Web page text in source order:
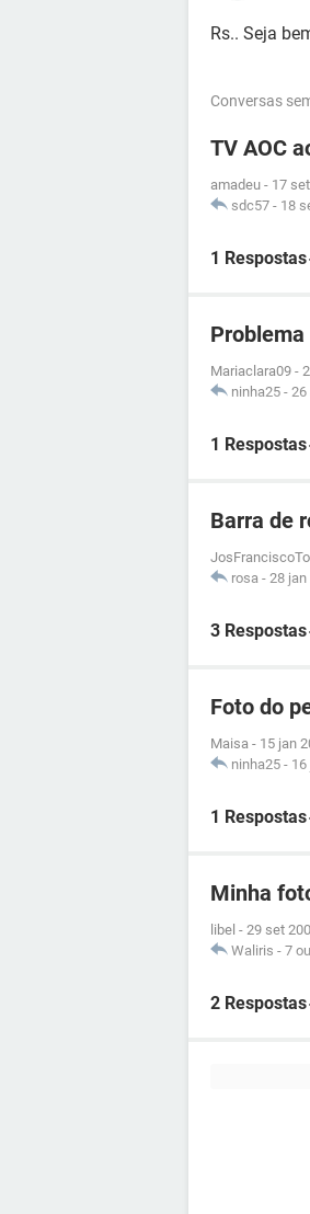
Rs.. Seja
Conversas
TV AOC
amadeu - 17
sdc57 - 18
1 Respostas
Mariaclara09 -
ninha25 - 26
1 Respostas
Barra de
rosa - 28 jan
3 Respostas
Foto do
Maisa - 15 jan
ninha25 - 16
1 Respostas
Minha
libel - 29 set
Waliris - 7
2 Respostas